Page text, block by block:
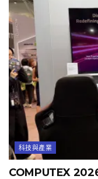
科技與產業
COMPUTEX